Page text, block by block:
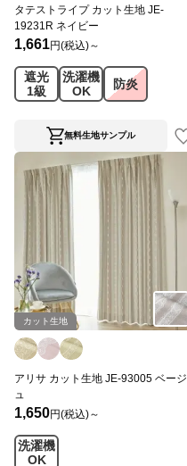
タテストライプ カット生地 JE-
19231R ネイビー
1,661円(税込)～
遮光
1級
洗濯機
OK
防炎
無料生地サンプル
カット生地
アリサ カット生地 JE-93005 ベージ
ュ
1,650円(税込)～
洗濯機
OK